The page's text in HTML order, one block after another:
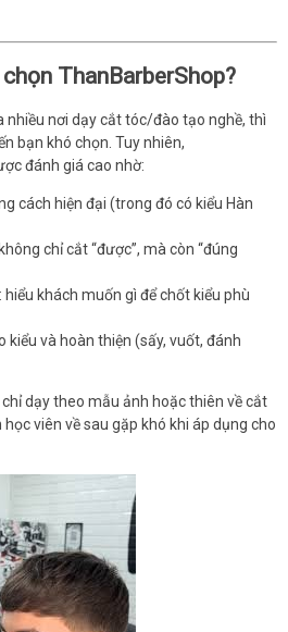
ThanBarberShop?
nhiều nơi dạy cắt tóc/đào tạo nghề, thì
bạn khó chọn. Tuy nhiên,
đánh giá cao nhờ:
cách hiện đại (trong đó có kiểu Hàn
chỉ cắt “được”, mà còn “đúng
hiểu khách muốn gì để chốt kiểu phù
kiểu và hoàn thiện (sấy, vuốt, đánh
dạy theo mẫu ảnh hoặc thiên về cắt
học viên về sau gặp khó khi áp dụng cho